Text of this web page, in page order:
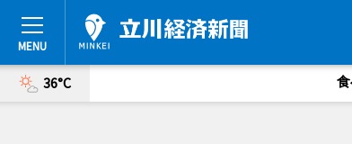
36°C